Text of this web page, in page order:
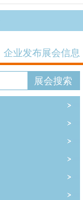
企业发布展会信息